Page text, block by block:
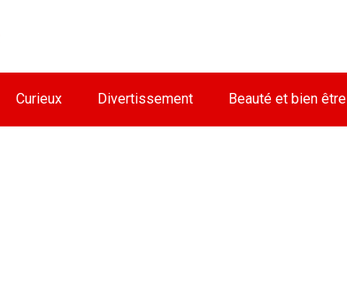
Curieux Divertissement Beauté et bien être